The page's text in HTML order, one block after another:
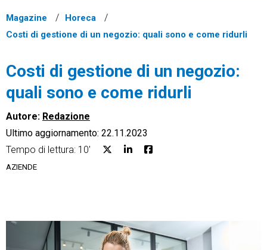
CRM
Fatturazione
Magazine
Horeca
Costi di gestione di un negozio: quali sono e come ridurli
Costi di gestione di un negozio:
quali sono e come ridurli
Autore: Redazione
Ultimo aggiornamento: 22.11.2023
Tempo di lettura: 10'
AZIENDE